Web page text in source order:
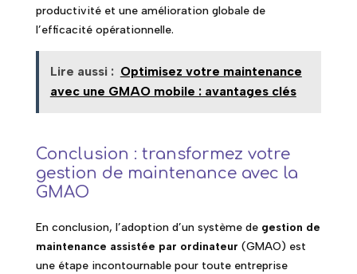
productivité et une amélioration globale de
l’efficacité opérationnelle.
Lire aussi : Optimisez votre maintenance
avec une GMAO mobile : avantages clés
Conclusion : transformez votre
gestion de maintenance avec la
GMAO
En conclusion, l’adoption d’un système de gestion de
maintenance assistée par ordinateur (GMAO) est
une étape incontournable pour toute entreprise